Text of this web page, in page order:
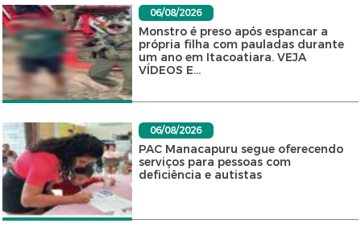
06/08/2026
Monstro é preso após espancar a
própria filha com pauladas durante
um ano em Itacoatiara. VEJA
VÍDEOS E...
06/08/2026
PAC Manacapuru segue oferecendo
serviços para pessoas com
deficiência e autistas